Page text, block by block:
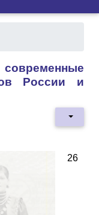
России и
26